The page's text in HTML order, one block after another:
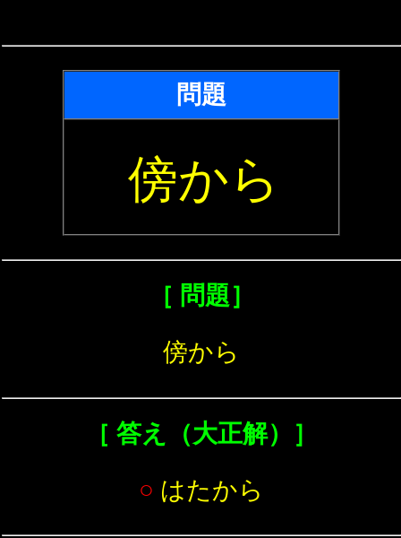
問題
傍から
［ 問題］
傍から
［ 答え（大正解）］
○ はたから